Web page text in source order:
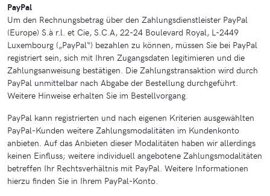
PayPal
Um den Rechnungsbetrag über den Zahlungsdienstleister PayPal
(Europe) S.à r.l. et Cie, S.C.A, 22-24 Boulevard Royal, L-2449
Luxembourg („PayPal“) bezahlen zu können, müssen Sie bei PayPal
registriert sein, sich mit Ihren Zugangsdaten legitimieren und die
Zahlungsanweisung bestätigen. Die Zahlungstransaktion wird durch
PayPal unmittelbar nach Abgabe der Bestellung durchgeführt.
Weitere Hinweise erhalten Sie im Bestellvorgang.
PayPal kann registrierten und nach eigenen Kriterien ausgewählten
PayPal-Kunden weitere Zahlungsmodalitäten im Kundenkonto
anbieten. Auf das Anbieten dieser Modalitäten haben wir allerdings
keinen Einfluss; weitere individuell angebotene Zahlungsmodalitäten
betreffen Ihr Rechtsverhältnis mit PayPal. Weitere Informationen
hierzu finden Sie in Ihrem PayPal-Konto.